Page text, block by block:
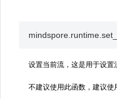
mindspore.runtime.
设置当前流，这是用于设置
不建议使用此函数，建议使